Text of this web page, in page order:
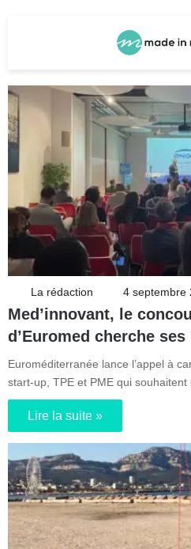
La rédaction 4 septembre
Med’innovant, le
d’Euromed cherche
Euroméditerranée lance l’appel à
start-up, TPE et PME qui
Lire la suite »